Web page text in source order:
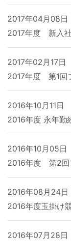
2017年04月08日
2017年度 新入
2017年02月17日
2017年度 第1回
2016年10月11日
2016年度 永年勤
2016年10月05日
2016年度 第2回
2016年08月24日
2016年度玉掛け
2016年07月28日